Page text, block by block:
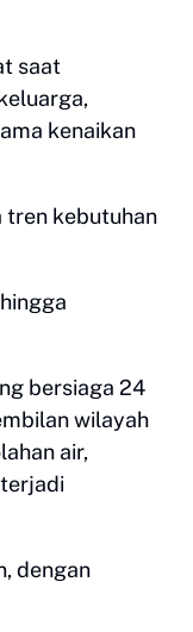
saat
kenaikan
tren kebutuhan
bersiaga 24
wilayah
air,
dengan